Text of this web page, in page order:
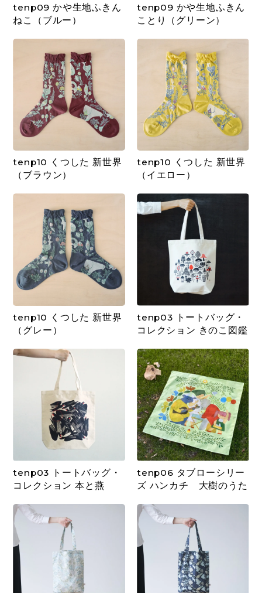
tenp09 かや生地ふきん
ねこ（ブルー）
tenp09 かや生地ふきん
ことり（グリーン）
tenp10 くつした 新世界
（ブラウン）
tenp10 くつした 新世界
（イエロー）
tenp10 くつした 新世界
（グレー）
tenp03 トートバッグ・
コレクション きのこ図鑑
tenp03 トートバッグ・
コレクション 本と燕
tenp06 タブローシリー
ズ ハンカチ 大樹のうた